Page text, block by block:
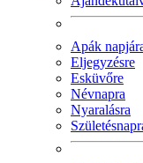
Apák
Eljegyzésre
Esküvőre
Névnapra
Nyaralásra